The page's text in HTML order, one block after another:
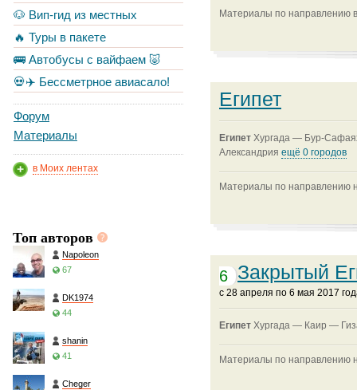
🐶 Вип-гид из местных
🔥 Туры в пакете
🚌 Автобусы с вайфаем 🐷
💀✈️ Бессметрное авиасало!
Форум
Материалы
в Моих лентах
Топ авторов
Napoleon
67
DK1974
44
shanin
41
Cheger
Материалы по направлению
Египет
Египет Хургада — Бур-
Александрия ещё 0 городов
Материалы по направлению
Закрытый
6
c 28 апреля по 6 мая 2017
Египет Хургада — Каир —
Материалы по направлению